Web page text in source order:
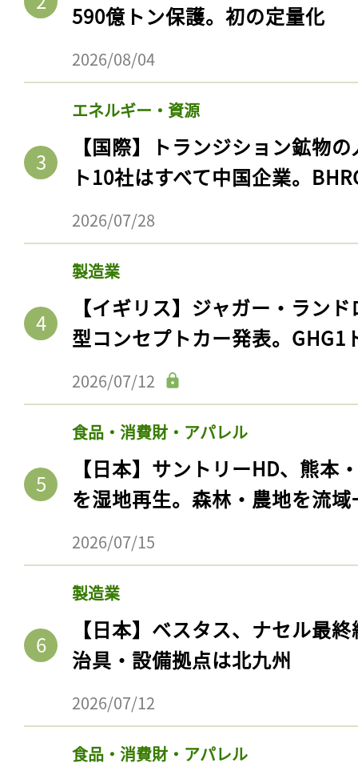
590億トン保護。初の定量化
2026/08/04
エネルギー・資源
【国際】トランジション鉱物
ト10社はすべて中国企業。
2026/07/28
製造業
【イギリス】ジャガー・ラン
型コンセプトカー発表。GHG1
2026/07/12
食品・消費財・アパレル
【日本】サントリーHD、熊本
を湿地再生。森林・農地を流
2026/07/15
製造業
【日本】ベスタス、ナセル最
治具・設備拠点は北九州
2026/07/12
食品・消費財・アパレル